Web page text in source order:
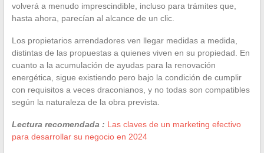
volverá a menudo imprescindible, incluso para trámites que,
hasta ahora, parecían al alcance de un clic.
Los propietarios arrendadores ven llegar medidas a medida,
distintas de las propuestas a quienes viven en su propiedad. En
cuanto a la acumulación de ayudas para la renovación
energética, sigue existiendo pero bajo la condición de cumplir
con requisitos a veces draconianos, y no todas son compatibles
según la naturaleza de la obra prevista.
Lectura recomendada : Las claves de un marketing efectivo
para desarrollar su negocio en 2024